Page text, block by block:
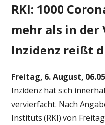
RKI: 1000
mehr als in der
Inzidenz reißt
Freitag, 6. August,
Inzidenz hat sich
vervierfacht. Nach
Instituts (RKI) von